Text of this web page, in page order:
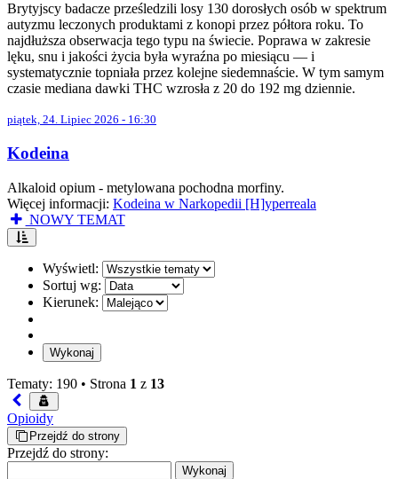
Brytyjscy badacze prześledzili losy 130 dorosłych osób w spektrum
autyzmu leczonych produktami z konopi przez półtora roku. To
najdłuższa obserwacja tego typu na świecie. Poprawa w zakresie
lęku, snu i jakości życia była wyraźna po miesiącu — i
systematycznie topniała przez kolejne siedemnaście. W tym samym
czasie mediana dawki THC wzrosła z 20 do 192 mg dziennie.
piątek, 24. Lipiec 2026 - 16:30
Kodeina
Alkaloid opium - metylowana pochodna morfiny.
Więcej informacji: Kodeina w Narkopedii [H]yperreala
NOWY TEMAT
Wyświetl:
Sortuj wg:
Kierunek:
Tematy: 190 • Strona 1 z 13
Opioidy
Przejdź do strony
Przejdź do strony: